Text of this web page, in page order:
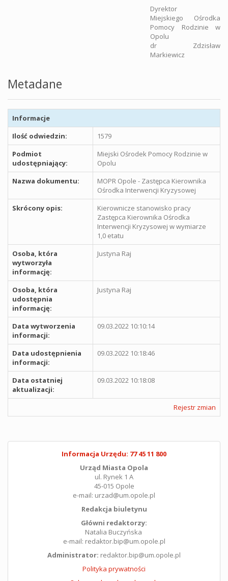
Dyrektor
Miejskiego Ośrodka
Pomocy Rodzinie w
Opolu
dr Zdzisław
Markiewicz
Metadane
Informacje
Ilość odwiedzin:
1579
Podmiot
udostępniający:
Miejski Ośrodek Pomocy Rodzinie w
Opolu
Nazwa dokumentu:
MOPR Opole - Zastępca Kierownika
Ośrodka Interwencji Kryzysowej
Skrócony opis:
Kierownicze stanowisko pracy
Zastępca Kierownika Ośrodka
Interwencji Kryzysowej w wymiarze
1,0 etatu
Osoba, która
wytworzyła
informację:
Justyna Raj
Osoba, która
udostępnia
informację:
Justyna Raj
Data wytworzenia
informacji:
09.03.2022 10:10:14
Data udostępnienia
informacji:
09.03.2022 10:18:46
Data ostatniej
aktualizacji:
09.03.2022 10:18:08
Rejestr zmian
Informacja Urzędu: 77 45 11 800
Urząd Miasta Opola
ul. Rynek 1 A
45-015 Opole
e-mail: urzad@um.opole.pl
Redakcja biuletynu
Główni redaktorzy:
Natalia Buczyńska
e-mail: redaktor.bip@um.opole.pl
Administrator: redaktor.bip@um.opole.pl
Polityka prywatności